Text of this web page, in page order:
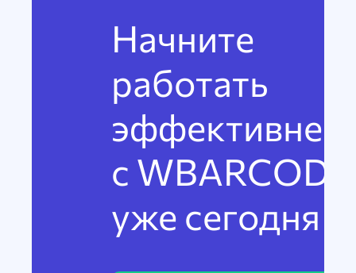
Начните
работать
эффективнее
с WBARCODE
уже сегодня